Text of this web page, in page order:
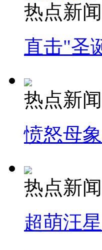
热点新闻
直击"圣
热点新闻
愤怒母
热点新闻
超萌汪